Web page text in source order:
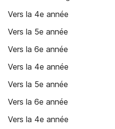
Vers la 4e année
Vers la 5e année
Vers la 6e année
Vers la 4e année
Vers la 5e année
Vers la 6e année
Vers la 4e année